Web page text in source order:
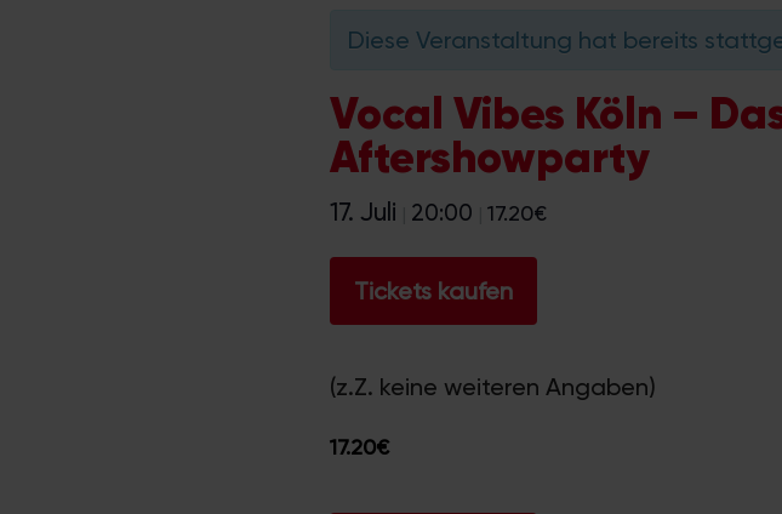
Diese Veranstaltung hat bereits
Vocal Vibes Köln –
Aftershowparty
17. Juli 20:00 17.20€
Tickets kaufen
(z.Z. keine weiteren Angaben)
17.20€